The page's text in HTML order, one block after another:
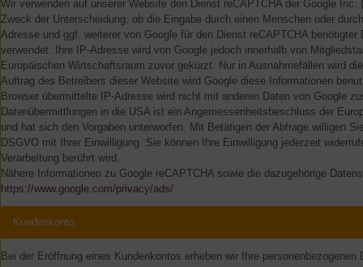
Wir verwenden auf unserer Website den Dienst reCAPTCHA der Google
Zweck der Unterscheidung, ob die Eingabe durch einen Menschen oder
Adresse und ggf. weiterer von Google für den Dienst reCAPTCHA
verwendet. Ihre IP-Adresse wird von Google jedoch innerhalb von
Europäischen Wirtschaftsraum zuvor gekürzt. Nur in Ausnahmefällen wird
Auftrag des Betreibers dieser Website wird Google diese Informationen
Browser übermittelte IP-Adresse wird nicht mit anderen Daten von Google
Datenübermittlungen in die USA ist ein Angemessenheitsbeschluss der
und hat sich den Vorgaben unterworfen. Mit Betätigen der Abfrage willigen
DSGVO mit Ihrer Einwilligung. Sie können Ihre Einwilligung jederzeit
Verarbeitung berührt wird.
Nähere Informationen zu Google reCAPTCHA sowie die dazugehörige
https://www.google.com/privacy/ads/
Kundenkonto
Bei der Eröffnung eines Kundenkontos erheben wir Ihre